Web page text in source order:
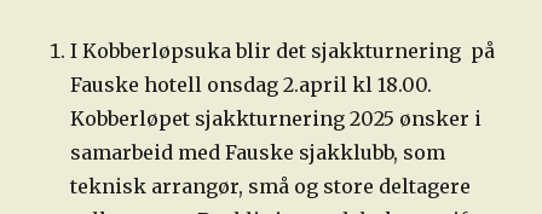
I Kobberløpsuka blir det sjakkturnering på
Fauske hotell onsdag 2.april kl 18.00.
Kobberløpet sjakkturnering 2025 ønsker i
samarbeid med Fauske sjakklubb, som
teknisk arrangør, små og store deltagere